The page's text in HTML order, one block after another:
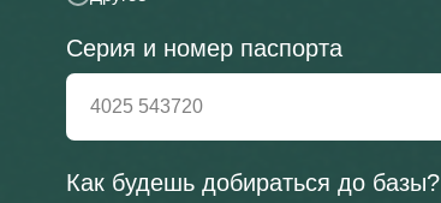
Серия и номер паспорта
Как будешь добираться до базы?